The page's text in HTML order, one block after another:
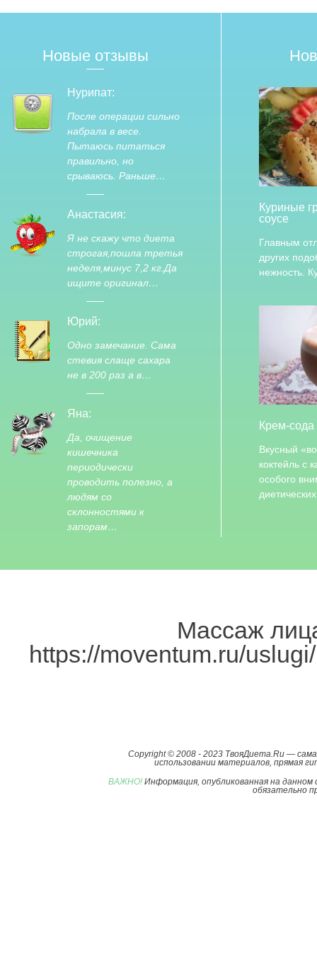
Новые отзывы
Нурипат:
После операции сильно
набрала в весе.
Пытаюсь питаться
правильно, но
срываюсь. Раньше…
Анастасия:
Я не скажу что диета
строгая,пошла третья
неделя,минус 7,2 кг.Да
ищите оригинал…
Юрий:
Одно замечание. Сама
стевия слаще сахара
не в 200 раз а в…
Яна:
Да, очищение
кишечника
периодически
проводить полезно, а
людям со
склонностями к
запорам…
Куриные
соусе
Главным
других
нежность.
Крем-
Вкусный
коктейль с
особого
Массаж
https://moventum.ru/
Copyright © 2008 - 2023 ТвояДиета.Ru —
использовании материалов, прямая
ВАЖНО! Информация, опубликованная на
обязательно